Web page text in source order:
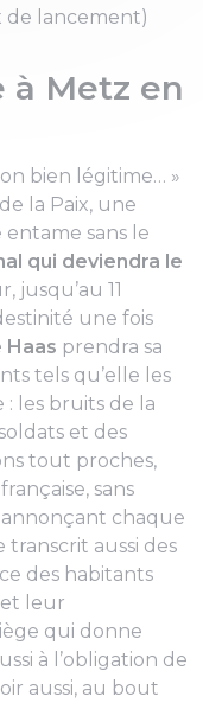
de lancement)
à Metz en
bien légitime… »
la Paix, une
sans le
qui deviendra le
jusqu’au 11
une fois
Haas prendra sa
tels qu’elle les
: les bruits de la
et des
tout proches,
sans
chaque
aussi des
des habitants
leur
qui donne
à l’obligation de
aussi, au bout